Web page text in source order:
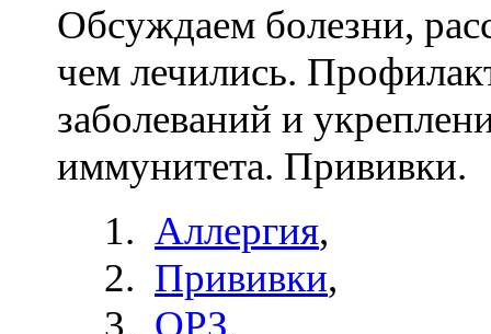
Обсуждаем болезни,
чем лечились.
заболеваний и
иммунитета. Прививки.
Аллергия,
Прививки,
ОРЗ,